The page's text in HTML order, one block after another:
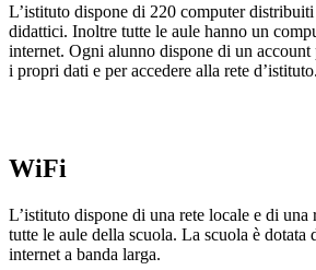
L’istituto dispone di 220 computer
didattici. Inoltre tutte le aule hanno un
internet. Ogni alunno dispone di un account
i propri dati e per accedere alla rete d’istituto.
WiFi
L’istituto dispone di una rete locale e di
tutte le aule della scuola. La scuola è dotata
internet a banda larga.